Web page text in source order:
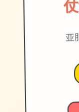
亚